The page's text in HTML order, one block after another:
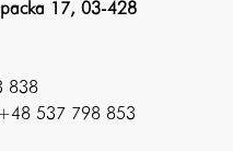
17, 03-428
838
+48 537 798 853